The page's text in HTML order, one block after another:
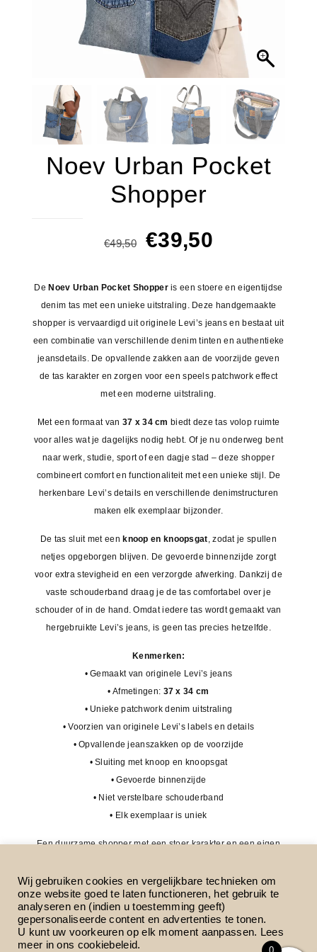
Noev Urban Pocket
Shopper
€49,50
Oorspronkelijke
was:
€49,50.
€39,50Huidige
is:
€39,50.
DeNoev Urban Pocket Shopperis een stoere en eigentijdse
denim tas met een unieke uitstraling. Deze handgemaakte
shopper is vervaardigd uit originele Levi’s jeans en bestaat uit
een combinatie van verschillende denim tinten en authentieke
jeansdetails. De opvallende zakken aan de voorzijde geven
de tas karakter en zorgen voor een speels patchwork effect
met een moderne uitstraling.
Met een formaat van 37 x 34 cm biedt deze tas volop ruimte
voor alles wat je dagelijks nodig hebt. Of je nu onderweg bent
naar werk, studie, sport of een dagje stad – deze shopper
combineert comfort en functionaliteit met een unieke stijl. De
herkenbare Levi’s details en verschillende denimstructuren
maken elk exemplaar bijzonder.
De tas sluit met eenknoop en knoopsgat , zodat je spullen
netjes opgeborgen blijven. De gevoerde binnenzijde zorgt
voor extra stevigheid en een verzorgde afwerking. Dankzij de
vaste schouderband draag je de tas comfortabel over je
schouder of in de hand. Omdat iedere tas wordt gemaakt van
hergebruikte Levi’s jeans, is geen tas precies hetzelfde.
Kenmerken:
• Gemaakt van originele Levi’s jeans
• Afmetingen: 37 x 34 cm
• Unieke patchwork denim uitstraling
• Voorzien van originele Levi’s labels en details
• Opvallende jeanszakken op de voorzijde
• Sluiting met knoop en knoopsgat
• Gevoerde binnenzijde
• Niet verstelbare schouderband
• Elk exemplaar is uniek
Een duurzame shopper met een stoer karakter en een eigen
fashion en unieke handgemaakte items.
Maat Kies een optie
Wij gebruiken cookies en vergelijkbare technieken om
onze website goed te laten functioneren, het gebruik te
analyseren en (indien u toestemming geeft)
gepersonaliseerde content en advertenties te tonen.
U kunt uw voorkeuren op elk moment aanpassen. Lees
meer in ons cookiebeleid.